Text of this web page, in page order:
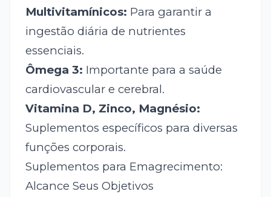
Multivitamínicos: Para garantir a
ingestão diária de nutrientes
essenciais.
Ômega 3: Importante para a saúde
cardiovascular e cerebral.
Vitamina D, Zinco, Magnésio:
Suplementos específicos para diversas
funções corporais.
Suplementos para Emagrecimento:
Alcance Seus Objetivos